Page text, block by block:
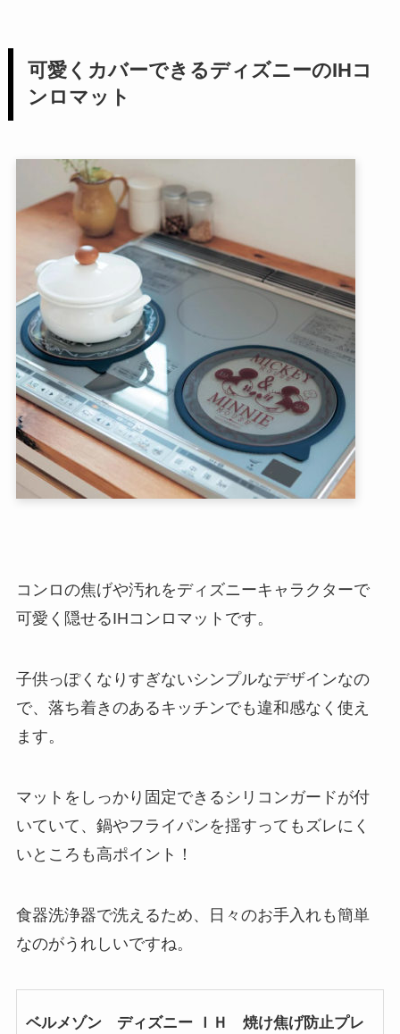
可愛くカバーできるディズニーのIHコ
ンロマット
コンロの焦げや汚れをディズニーキャラクターで
可愛く隠せるIHコンロマットです。
子供っぽくなりすぎないシンプルなデザインなの
で、落ち着きのあるキッチンでも違和感なく使え
ます。
マットをしっかり固定できるシリコンガードが付
いていて、鍋やフライパンを揺すってもズレにく
いところも高ポイント！
食器洗浄器で洗えるため、日々のお手入れも簡単
なのがうれしいですね。
ベルメゾン ディズニー ＩＨ 焼け焦げ防止プレ